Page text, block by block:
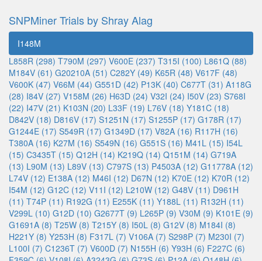
SNPMiner Trials by Shray Alag
I148M
L858R (298) T790M (297) V600E (237) T315I (100) L861Q (88)
M184V (61) G20210A (51) C282Y (49) K65R (48) V617F (48)
V600K (47) V66M (44) G551D (42) P13K (40) C677T (31) A118G
(28) I84V (27) V158M (26) H63D (24) V32I (24) I50V (23) S768I
(22) I47V (21) K103N (20) L33F (19) L76V (18) Y181C (18)
D842V (18) D816V (17) S1251N (17) S1255P (17) G178R (17)
G1244E (17) S549R (17) G1349D (17) V82A (16) R117H (16)
T380A (16) K27M (16) S549N (16) G551S (16) M41L (15) I54L
(15) C3435T (15) Q12H (14) K219Q (14) Q151M (14) G719A
(13) L90M (13) L89V (13) C797S (13) P4503A (12) G11778A (12)
L74V (12) E138A (12) M46I (12) D67N (12) K70E (12) K70R (12)
I54M (12) G12C (12) V11I (12) L210W (12) G48V (11) D961H
(11) T74P (11) R192G (11) E255K (11) Y188L (11) R132H (11)
V299L (10) G12D (10) G2677T (9) L265P (9) V30M (9) K101E (9)
G1691A (8) T25W (8) T215Y (8) I50L (8) G12V (8) M184I (8)
H221Y (8) Y253H (8) F317L (7) V106A (7) S298P (7) M230I (7)
L100I (7) C1236T (7) V600D (7) N155H (6) Y93H (6) F227C (6)